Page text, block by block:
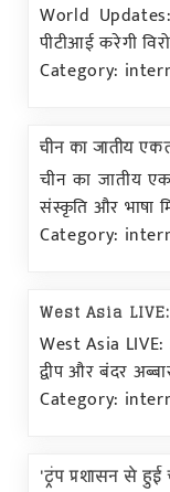
World
पीटीआई करेगी
Category:
चीन का जातीय
चीन का जातीय
संस्कृति और भाषा
Category:
West Asia
West Asia LIVE:
द्वीप और बंदर
Category:
'ट्रंप प्रशासन से